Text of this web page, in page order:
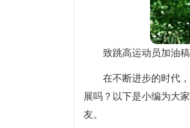
致跳高运动员加油
在不断进步的时代
展吗？以下是小编为大
友。